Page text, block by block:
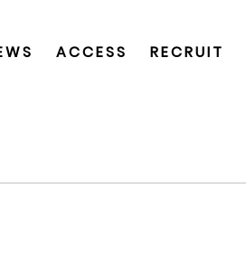
ACCESS RECRUIT